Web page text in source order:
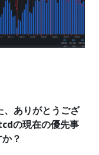
ありがとうござ
の現在の優先事
？